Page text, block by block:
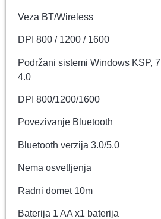
Veza BT/Wireless
DPI 800 / 1200 / 1600
Podržani sistemi Windows KSP,
4.0
DPI 800/1200/1600
Povezivanje Bluetooth
Bluetooth verzija 3.0/5.0
Nema osvetljenja
Radni domet 10m
Baterija 1 AA x1 baterija